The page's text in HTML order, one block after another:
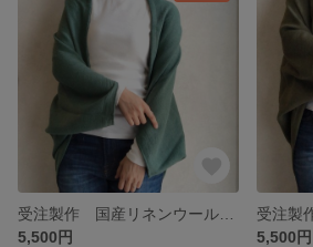
5,500円
5,500円